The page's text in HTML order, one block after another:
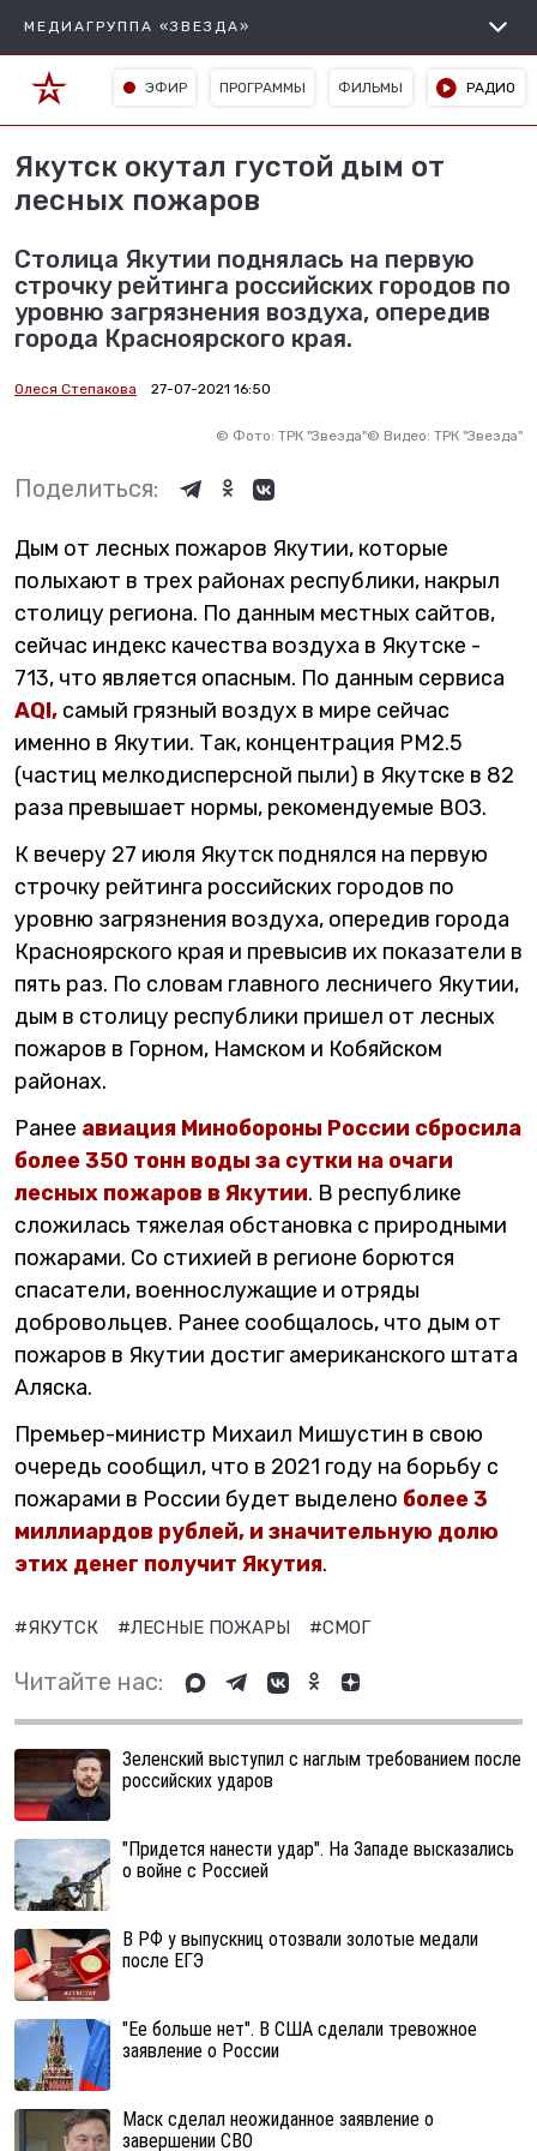
МЕДИАГРУППА «ЗВЕЗДА»
ЭФИР ПРОГРАММЫ ФИЛЬМЫ РАДИО
Якутск окутал густой дым от
лесных пожаров
Столица Якутии поднялась на первую
строчку рейтинга российских городов по
уровню загрязнения воздуха, опередив
города Красноярского края.
Олеся Степакова 27-07-2021 16:50
© Фото: ТРК "Звезда"© Видео: ТРК "Звезда"
Поделиться:
Дым от лесных пожаров Якутии, которые
полыхают в трех районах республики, накрыл
столицу региона. По данным местных сайтов,
сейчас индекс качества воздуха в Якутске -
713, что является опасным. По данным сервиса
AQI, самый грязный воздух в мире сейчас
именно в Якутии. Так, концентрация PM2.5
(частиц мелкодисперсной пыли) в Якутске в 82
раза превышает нормы, рекомендуемые ВОЗ.
К вечеру 27 июля Якутск поднялся на первую
строчку рейтинга российских городов по
уровню загрязнения воздуха, опередив города
Красноярского края и превысив их показатели в
пять раз. По словам главного лесничего Якутии,
дым в столицу республики пришел от лесных
пожаров в Горном, Намском и Кобяйском
районах.
Ранее авиация Минобороны России сбросила
более 350 тонн воды за сутки на очаги
лесных пожаров в Якутии. В республике
сложилась тяжелая обстановка с природными
пожарами. Со стихией в регионе борются
спасатели, военнослужащие и отряды
добровольцев. Ранее сообщалось, что дым от
пожаров в Якутии достиг американского штата
Аляска.
Премьер-министр Михаил Мишустин в свою
очередь сообщил, что в 2021 году на борьбу с
пожарами в России будет выделено более 3
миллиардов рублей, и значительную долю
этих денег получит Якутия.
#ЯКУТСК #ЛЕСНЫЕ ПОЖАРЫ #СМОГ
Читайте нас:
Зеленский выступил с наглым требованием после
российских ударов
"Придется нанести удар". На Западе высказались
о войне с Россией
В РФ у выпускниц отозвали золотые медали
после ЕГЭ
"Ее больше нет". В США сделали тревожное
заявление о России
Маск сделал неожиданное заявление о
завершении СВО